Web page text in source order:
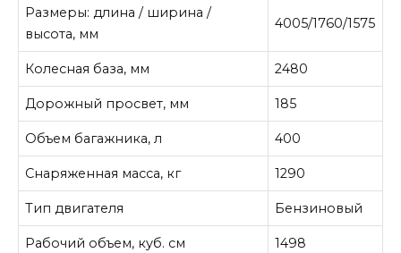
Размеры: длина / ширина /
высота, мм
4005/1760/1575
Колесная база, мм 2480
Дорожный просвет, мм 185
Объем багажника, л 400
Снаряженная масса, кг 1290
Тип двигателя Бензиновый
Рабочий объем, куб. см 1498